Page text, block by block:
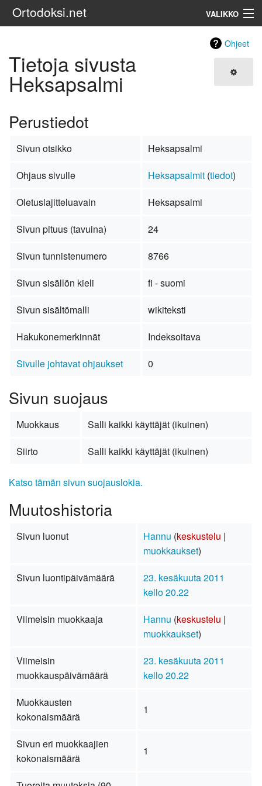
Ortodoksi.net VALIKKO
Haku
Ohjeet
Tietoja sivusta
Heksapsalmi
Perustiedot
Sivun otsikko
Heksapsalmi
Ohjaus sivulle
Heksapsalmit(tiedot)
Oletuslajitteluavain
Heksapsalmi
Sivun pituus (tavuina)
24
Sivun tunnistenumero
8766
Sivun sisällön kieli
fi - suomi
Sivun sisältömalli
wikiteksti
Hakukonemerkinnät
Indeksoitava
Sivulle johtavat ohjaukset
0
Sivun suojaus
Muokkaus
Salli kaikki käyttäjät (ikuinen)
Siirto
Salli kaikki käyttäjät (ikuinen)
Katso tämän sivun suojauslokia.
Muutoshistoria
Sivun luonut Hannu (keskustelu |
muokkaukset)
Sivun luontipäivämäärä
23. kesäkuuta 2011
kello 20.22
Viimeisin muokkaaja
Hannu (keskustelu |
muokkaukset)
Viimeisin
muokkauspäivämäärä
23. kesäkuuta 2011
kello 20.22
Muokkausten
kokonaismäärä
1
Sivun eri muokkaajien
kokonaismäärä
1